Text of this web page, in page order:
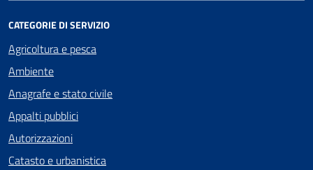
CATEGORIE DI SERVIZIO
Agricoltura e pesca
Ambiente
Anagrafe e stato civile
Appalti pubblici
Autorizzazioni
Catasto e urbanistica